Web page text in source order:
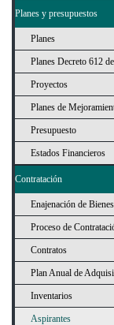
Planes y presupuestos
Planes
Planes Decreto 612
Proyectos
Planes de
Presupuesto
Estados Financieros
Contratación
Enajenación de Bienes
Proceso de
Contratos
Plan Anual de
Inventarios
Aspirantes